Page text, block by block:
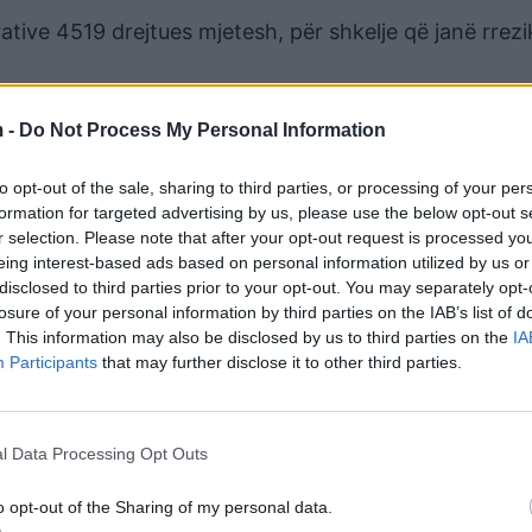
- Do Not Process My Personal Information
opt-out of the sale, sharing to third parties, or processing of your
for targeted advertising by us, please use the below opt-out
selection. Please note that after your opt-out request is processed
interest-based ads based on personal information utilized by us
to third parties prior to your opt-out. You may separately
of your personal information by third parties on the IAB’s list of
This information may also be disclosed by us to third parties on the
Participants that may further disclose it to other third parties.
Data Processing Opt Outs
opt-out of the Sharing of my personal data.
4519 drejtues mjetesh, për shkelje që janë
administrative të vendosurave ndaj shkelësve
nga shërbimet e Policisë Rrugore janë goditur 3
funksione publike”, konkretisht dy raste nga Policia
e Dibrës.
shtetasit B. D. dhe P. H., të cilët kanë
shmangien e masës administrative për
shtetasi D. C., 48 vjeç, banues në Bulqizë,
mjetin në gjendje të dehur në masën 0.67
të korruptojë punonjësit e Policisë.
Rrugore të Shkodrës u arrestua shtetasi Y. H., 30
rrugor Shkodër-Lezhë, në vendin e quajtur